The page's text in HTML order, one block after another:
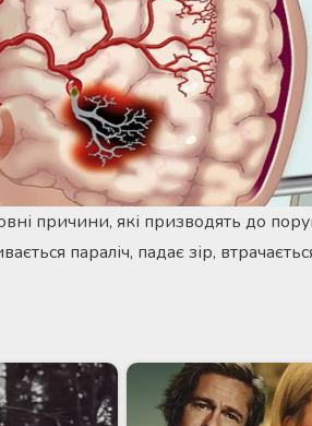
причини, які призводять до
параліч, падає зір,